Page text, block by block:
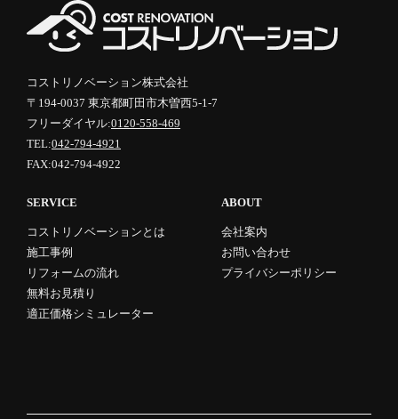
コストリノベーション株式会社
〒194-0037 東京都町田市木曽西5-1-7
フリーダイヤル:0120-558-469
TEL:042-794-4921
FAX:042-794-4922
SERVICE
コストリノベーションとは
施工事例
リフォームの流れ
無料お見積り
適正価格シミュレーター
ABOUT
会社案内
お問い合わせ
プライバシーポリシー